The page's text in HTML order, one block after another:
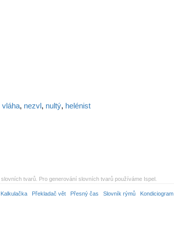
vláha, nezvl, nultý, helénist
slovních tvarů. Pro generování slovních tvarů používáme Ispel.
Kalkulačka Překladač vět Přesný čas Slovník rýmů Kondiciogram